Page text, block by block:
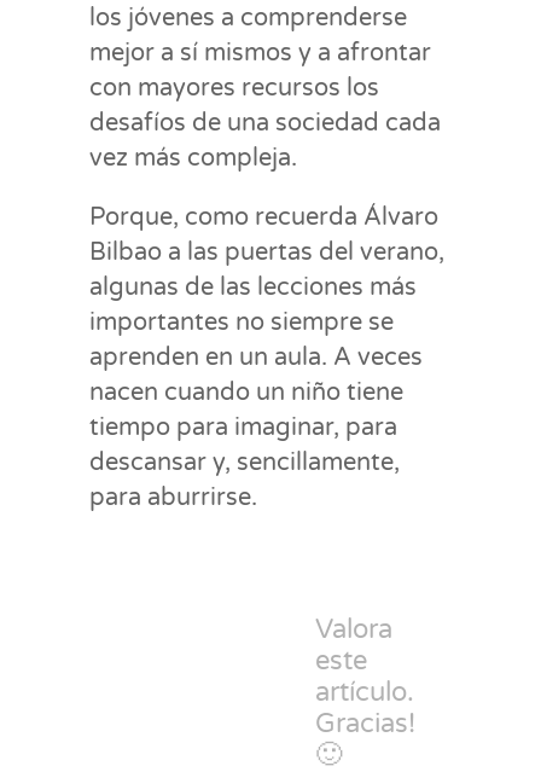
los jóvenes a comprenderse
mejor a sí mismos y a afrontar
con mayores recursos los
desafíos de una sociedad cada
vez más compleja.
Porque, como recuerda Álvaro
Bilbao a las puertas del verano,
algunas de las lecciones más
importantes no siempre se
aprenden en un aula. A veces
nacen cuando un niño tiene
tiempo para imaginar, para
descansar y, sencillamente,
para aburrirse.
Valora
este
artículo.
Gracias!
🙂